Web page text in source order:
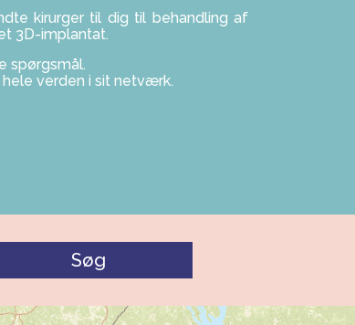
kirurger til dig til behandling af
3D-implantat.
spørgsmål.
verden i sit netværk.